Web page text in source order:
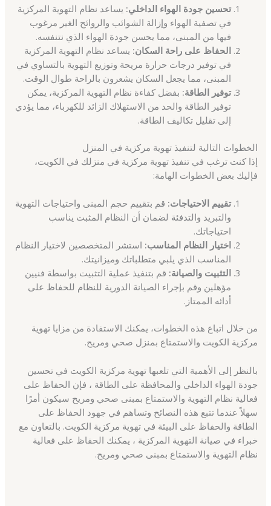
تحسين جودة الهواء الداخلي: يساعد نظام التهوية المركزية
في تصفية الهواء وإزالة الشوائب والروائح الغير مرغوب
فيها من المبنى، مما يحسن جودة الهواء الذي نتنفسه.
الحفاظ على راحة السكان: يساعد نظام التهوية المركزية
في توفير درجات حرارة مريحة وتوزيع التهوية بالتساوي في
المبنى، مما يجعل السكان يشعرون بالراحة طوال الوقت.
توفير الطاقة: بفضل كفاءة نظام التهوية المركزية، يمكن
توفير الطاقة والحد من الاستهلاك الزائد للكهرباء، مما يؤدي
إلى تقليل تكاليف الطاقة.
الخطوات التالية لتنفيذ تهوية مركزية في المنزل
إذا كنت ترغب في تنفيذ تهوية مركزية في منزلك في الكويت،
فإليك بعض الخطوات الهامة:
تقييم الاحتياجات: قم بتقييم حجم المبنى واحتياجات التهوية
والتبريد والتدفئة لضمان أن النظام المثبت يناسب
احتياجاتك.
اختيار النظام المناسب: استشر المتخصصين لاختيار النظام
المناسب الذي يلبي متطلباتك وميزانيتك.
التثبيت والصيانة: قم بتنفيذ عملية التثبيت بواسطة فنيين
مؤهلين وقم بإجراء الصيانة الدورية للنظام للحفاظ على
أدائه الممتاز.
من خلال اتباع هذه الخطوات، يمكنك الاستفادة من مزايا تهوية
مركزية الكويت والاستمتاع بمنزل صحي ومريح.
بالنظر إلى الأهمية التي تلعبها تهوية مركزية الكويت في تحسين
جودة الهواء الداخلي والمحافظة على الطاقة ، فإن الحفاظ على
فعالية نظام التهوية والاستمتاع بمبنى صحي ومريح سيكون أمرًا
سهلاً عندما تتبع هذه النصائح وتساهم في جهود الحفاظ على
الطاقة والحفاظ على البيئة في تهوية مركزية الكويت. بالتعاون مع
خبراء في صيانة التهوية المركزية ، يمكنك الحفاظ على فعالية
نظام التهوية والاستمتاع بمبنى صحي ومريح.